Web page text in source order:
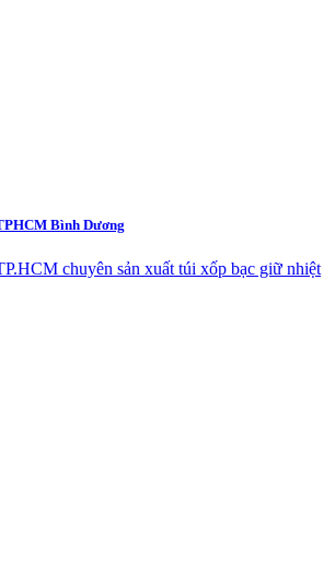
Bình Dương
chuyên sản xuất túi xốp bạc giữ nhiệt